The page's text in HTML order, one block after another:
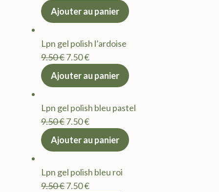
prix
9.50 €.
actuel
7.50 €.
Ajouter au panier
Lpn gel polish l’ardoise
9.50€Le
prix
9.50 €.
7.50€Le
actuel
7.50 €.
Ajouter au panier
Lpn gel polish bleu pastel
9.50€Le
prix
9.50 €.
7.50€Le
actuel
7.50 €.
Ajouter au panier
Lpn gel polish bleu roi
9.50€Le
7.50€Le